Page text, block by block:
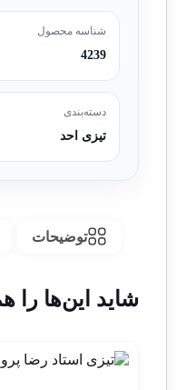
شناسه محصول
4239
دسته‌بندی
تیزی احد
توضیحات
شاید این‌ها را